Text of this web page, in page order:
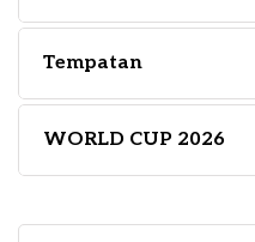
Tempatan
WORLD CUP 2026